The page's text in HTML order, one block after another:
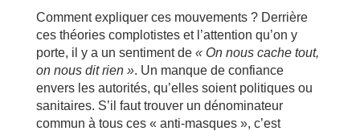
Comment expliquer ces mouvements ? Derrière
ces théories complotistes et l’attention qu’on y
porte, il y a un sentiment de « On nous cache tout,
on nous dit rien ». Un manque de confiance
envers les autorités, qu’elles soient politiques ou
sanitaires. S’il faut trouver un dénominateur
commun à tous ces « anti-masques », c’est